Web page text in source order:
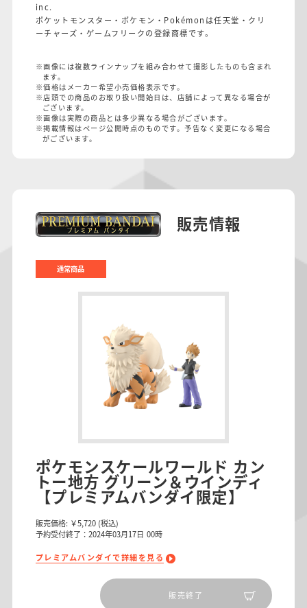
inc.
ポケットモンスター・ポケモン・Pokémonは任天堂・クリ
ーチャーズ・ゲームフリークの登録商標です。
※画像には複数ラインナップを組み合わせて撮影したものも含まれ
ます。
※価格はメーカー希望小売価格表示です。
※店頭での商品のお取り扱い開始日は、店舗によって異なる場合が
ございます。
※画像は実際の商品とは多少異なる場合がございます。
※掲載情報はページ公開時点のものです。予告なく変更になる場合
がございます。
販売情報
通常商品
ポケモンスケールワールド カン
トー地方 グリーン＆ウインディ
【プレミアムバンダイ限定】
販売価格: ￥5,720 (税込)
予約受付終了：2024年03月17日 00時
プレミアムバンダイで詳細を見る
販売終了